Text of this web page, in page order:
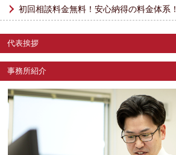
初回相談料金無料！安心納得の料金体系！
代表挨拶
事務所紹介